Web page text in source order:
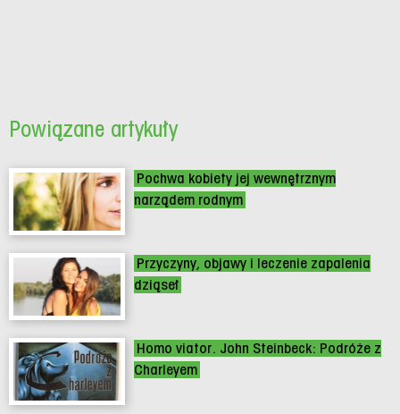
Powiązane artykuły
Pochwa kobiety jej wewnętrznym
narządem rodnym
Przyczyny, objawy i leczenie zapalenia
dziąseł
Homo viator. John Steinbeck: Podróże z
Charleyem